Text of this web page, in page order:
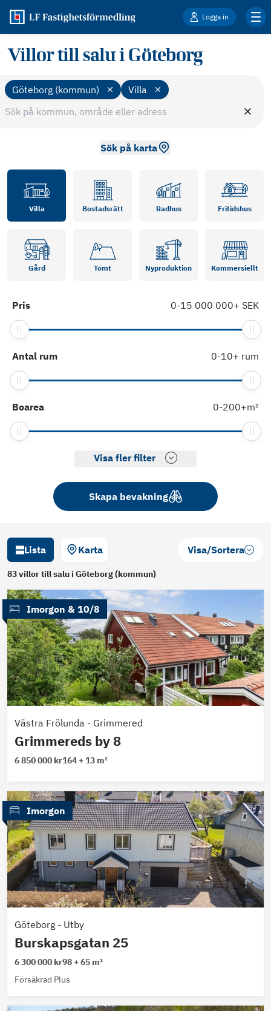
Logga in
Villor till salu i Göteborg
Göteborg (kommun) Villa
Sök på karta
Villa Bostadsrätt Radhus Fritidshus
Gård Tomt Nyproduktion Kommersiellt
Pris 0-15 000 000+ SEK
Antal rum 0-10+ rum
Boarea 0-200+m²
Visa fler filter
Skapa bevakning
Lista Karta Visa/Sortera
83villortill salu i Göteborg (kommun)
Imorgon & 10/8
Västra Frölunda - Grimmered
Grimmereds by 8
6 850 000 kr164 + 13 m²
Imorgon
Göteborg - Utby
Burskapsgatan 25
6 300 000 kr98 + 65 m²
Försäkrad Plus